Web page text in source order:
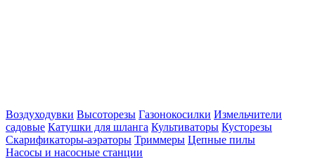
Воздуходувки Высоторезы Газонокосилки Измельчители
садовые Катушки для шланга Культиваторы Кусторезы
Скарификаторы-аэраторы Триммеры Цепные пилы
Насосы и насосные станции